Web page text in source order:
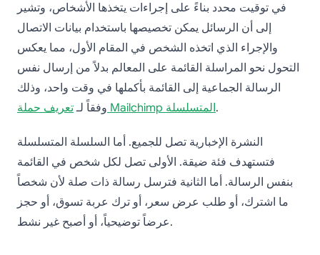
في توقيت محدد بناءً على إجراءات يتخذها الأشخاص، وتشير
إلى أن الرسائل يمكن تخصيصها باستخدام بيانات الاتصال
والإجراء الذي اتخذه الشخص في المقام الأول، مما يعكس
التحول نحو المراسلة القائمة على المعالم بدلاً من إرسال نفس
الرسالة الجماعية إلى القائمة بأكملها في وقت واحد، وذلك
وفقاً لـ
تعريف حملة Mailchimp المتسلسلة.
النشرة الإخبارية تصل للجميع. أما السلسلة المتسلسلة
فتستهدف فئة ضيقة. الأولى تصل لكل شخص في القائمة
بنفس الرسالة. أما الثانية فترسل رسالة ذات صلة لأن شخصاً
ما اشترك، أو طلب عرض سعر، أو ترك عربة تسوق، أو حجز
عرضاً توضيحياً، أو أصبح غير نشط.